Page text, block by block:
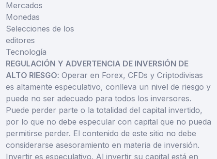
Mercados
Monedas
Selecciones de los
editores
Tecnología
REGULACIÓN Y ADVERTENCIA DE INVERSIÓN DE
ALTO RIESGO: Operar en Forex, CFDs y Criptodivisas
es altamente especulativo, conlleva un nivel de riesgo y
puede no ser adecuado para todos los inversores.
Puede perder parte o la totalidad del capital invertido,
por lo que no debe especular con capital que no pueda
permitirse perder. El contenido de este sitio no debe
considerarse asesoramiento en materia de inversión.
Invertir es especulativo. Al invertir su capital está en